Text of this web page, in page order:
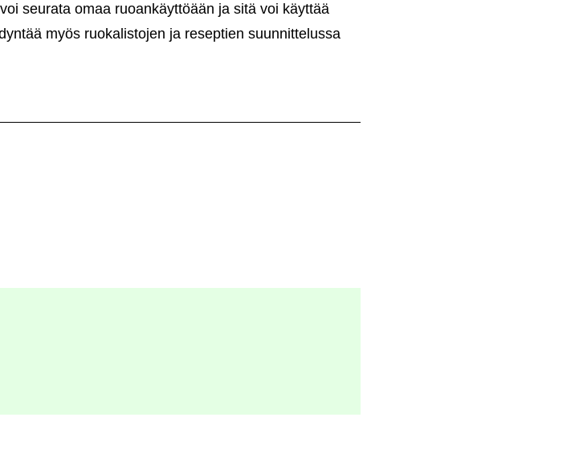
seurata omaa ruoankäyttöään ja sitä voi käyttää
myös ruokalistojen ja reseptien suunnittelussa